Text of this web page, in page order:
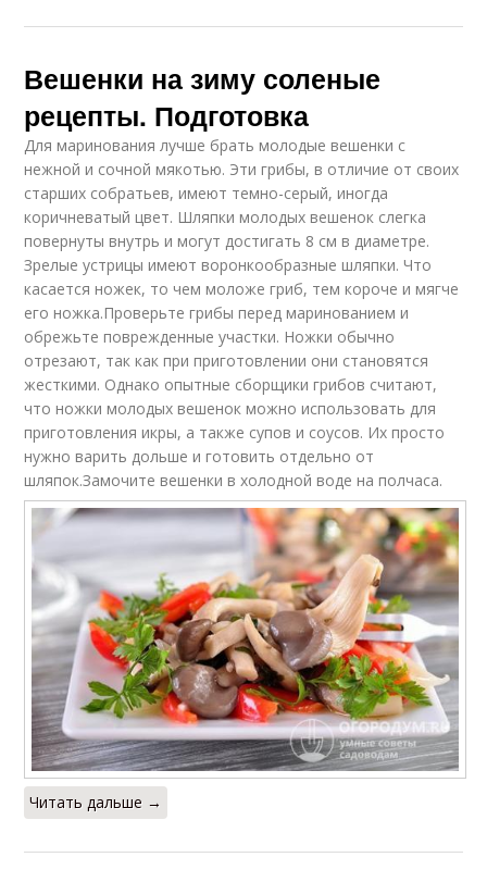
Вешенки на зиму соленые
рецепты. Подготовка
Для маринования лучше брать молодые вешенки с
нежной и сочной мякотью. Эти грибы, в отличие от своих
старших собратьев, имеют темно-серый, иногда
коричневатый цвет. Шляпки молодых вешенок слегка
повернуты внутрь и могут достигать 8 см в диаметре.
Зрелые устрицы имеют воронкообразные шляпки. Что
касается ножек, то чем моложе гриб, тем короче и мягче
его ножка.Проверьте грибы перед маринованием и
обрежьте поврежденные участки. Ножки обычно
отрезают, так как при приготовлении они становятся
жесткими. Однако опытные сборщики грибов считают,
что ножки молодых вешенок можно использовать для
приготовления икры, а также супов и соусов. Их просто
нужно варить дольше и готовить отдельно от
шляпок.Замочите вешенки в холодной воде на полчаса.
Читать дальше →